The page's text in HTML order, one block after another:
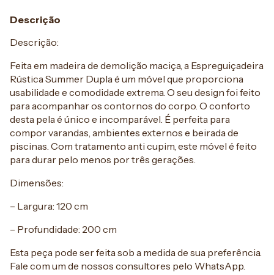
Descrição
Descrição:
Feita em madeira de demolição maciça, a Espreguiçadeira
Rústica Summer Dupla é um móvel que proporciona
usabilidade e comodidade extrema. O seu design foi feito
para acompanhar os contornos do corpo. O conforto
desta pela é único e incomparável. É perfeita para
compor varandas, ambientes externos e beirada de
piscinas. Com tratamento anti cupim, este móvel é feito
para durar pelo menos por três gerações.
Dimensões:
– Largura: 120 cm
– Profundidade: 200 cm
Esta peça pode ser feita sob a medida de sua preferência.
Fale com um de nossos consultores pelo WhatsApp.